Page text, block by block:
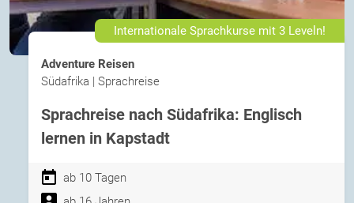
Internationale Sprachkurse mit 3 Leveln!
Adventure Reisen
Südafrika | Sprachreise
Sprachreise nach Südafrika: Englisch
lernen in Kapstadt
ab 10 Tagen